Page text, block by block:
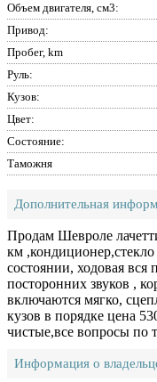
Объем двигателя, см3:
Привод:
Пробег, km
Руль:
Кузов:
Цвет:
Состояние:
Таможня
Дополнительная
Продам Шевроле
км
состоянии, ходовая вся
посторонних звуков ,
включаются мягко,
кузов в порядке цена
чистые,все вопросы по
Информация о